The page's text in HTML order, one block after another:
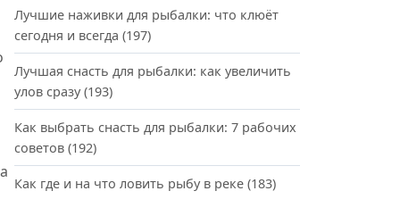
Лучшие наживки для рыбалки: что клюёт
сегодня и всегда (197)
Лучшая снасть для рыбалки: как увеличить
улов сразу (193)
Как выбрать снасть для рыбалки: 7 рабочих
советов (192)
Как где и на что ловить рыбу в реке (183)